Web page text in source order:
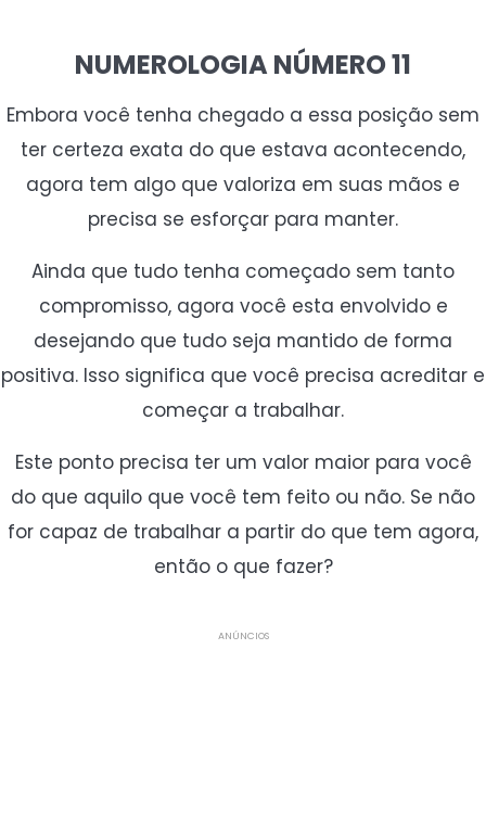
NUMEROLOGIA NÚMERO 11
Embora você tenha chegado a essa posição sem
ter certeza exata do que estava acontecendo,
agora tem algo que valoriza em suas mãos e
precisa se esforçar para manter.
Ainda que tudo tenha começado sem tanto
compromisso, agora você esta envolvido e
desejando que tudo seja mantido de forma
positiva. Isso significa que você precisa acreditar e
começar a trabalhar.
Este ponto precisa ter um valor maior para você
do que aquilo que você tem feito ou não. Se não
for capaz de trabalhar a partir do que tem agora,
então o que fazer?
ANÚNCIOS